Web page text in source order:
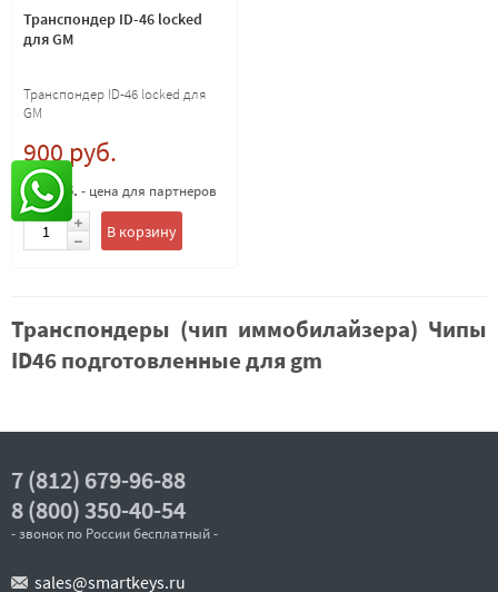
Транспондер ID-46 locked
для GM
Транспондер ID-46 locked для
GM
900 руб.
800 руб. - цена для партнеров
В корзину
Транспондеры (чип иммобилайзера) Чипы
ID46 подготовленные для gm
7 (812) 679-96-88
8 (800) 350-40-54
- звонок по России бесплатный -
sales@smartkeys.ru